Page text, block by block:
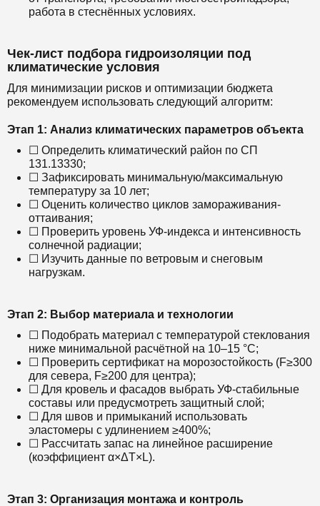
работа в стеснённых условиях.
Чек-лист подбора гидроизоляции под
климатические условия
Для минимизации рисков и оптимизации бюджета
рекомендуем использовать следующий алгоритм:
Этап 1: Анализ климатических параметров объекта
☐ Определить климатический район по СП
131.13330;
☐ Зафиксировать минимальную/максимальную
температуру за 10 лет;
☐ Оценить количество циклов замораживания-
оттаивания;
☐ Проверить уровень УФ-индекса и интенсивность
солнечной радиации;
☐ Изучить данные по ветровым и снеговым
нагрузкам.
Этап 2: Выбор материала и технологии
☐ Подобрать материал с температурой стеклования
ниже минимальной расчётной на 10–15 °C;
☐ Проверить сертификат на морозостойкость (F≥300
для севера, F≥200 для центра);
☐ Для кровель и фасадов выбрать УФ-стабильные
составы или предусмотреть защитный слой;
☐ Для швов и примыканий использовать
эластомеры с удлинением ≥400%;
☐ Рассчитать запас на линейное расширение
(коэффициент α×ΔT×L).
Этап 3: Организация монтажа и контроль